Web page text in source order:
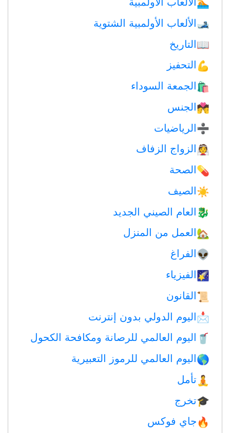
🏊
🎿الألعاب الأولمبية الشتوية
📖التاريخ
💪 التحفيز
🛍الجمعة السوداء
💏الجنس
➗الرياضيات
👰الزواج الزفاف
💊الصحة
☀️الصيف
🐉 العام الصيني الجديد
🏡العمل من المنزل
👽الفراغ
🌠الفيزياء
📜القانون
📩اليوم الدولي بدون إنترنت
🥤 اليوم العالمي للرصانة ومكافحة الكحول
🌎اليوم العالمي للرموز التعبيرية
🧘 تأمل
🎓تخرج
🔥جاي فوكس